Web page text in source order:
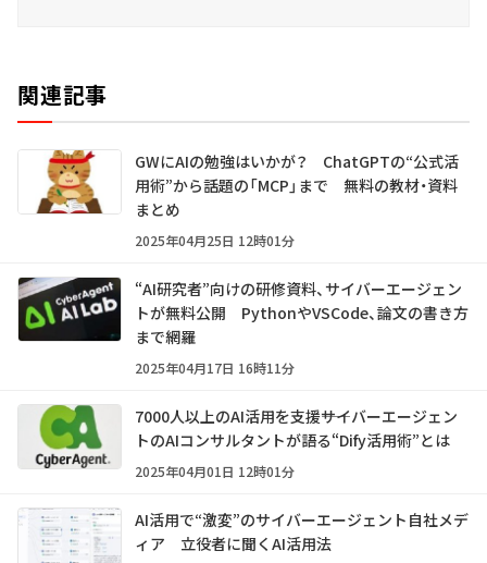
関連記事
GWにAIの勉強はいかが？ ChatGPTの“公式活
用術”から話題の「MCP」まで 無料の教材・資料
まとめ
2025年04月25日 12時01分
“AI研究者”向けの研修資料、サイバーエージェン
トが無料公開 PythonやVSCode、論文の書き方
まで網羅
2025年04月17日 16時11分
7000人以上のAI活用を支援――サイバーエージェン
トのAIコンサルタントが語る“Dify活用術”とは
2025年04月01日 12時01分
AI活用で“激変”のサイバーエージェント自社メデ
ィア 立役者に聞くAI活用法